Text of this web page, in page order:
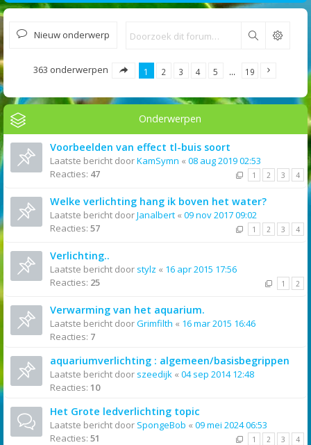
Nieuw onderwerp Zoek
363 onderwerpen 1 2 3 4 5 … 19
Onderwerpen
Voorbeelden van effect tl-buis soort
Laatste bericht doorKamSymn « 08 aug 2019 02:53
Reacties: 47 1 2 3 4
Welke verlichting hang ik boven het water?
Laatste bericht doorJanalbert « 09 nov 2017 09:02
Reacties: 57 1 2 3 4
Verlichting..
Laatste bericht door stylz « 16 apr 2015 17:56
Reacties: 25 1 2
Verwarming van het aquarium.
Laatste bericht doorGrimfilth « 16 mar 2015 16:46
Reacties: 7
aquariumverlichting : algemeen/basisbegrippen
Laatste bericht door szeedijk « 04 sep 2014 12:48
Reacties: 10
Het Grote ledverlichting topic
Laatste bericht door SpongeBob « 09 mei 2024 06:53
Reacties: 51 1 2 3 4